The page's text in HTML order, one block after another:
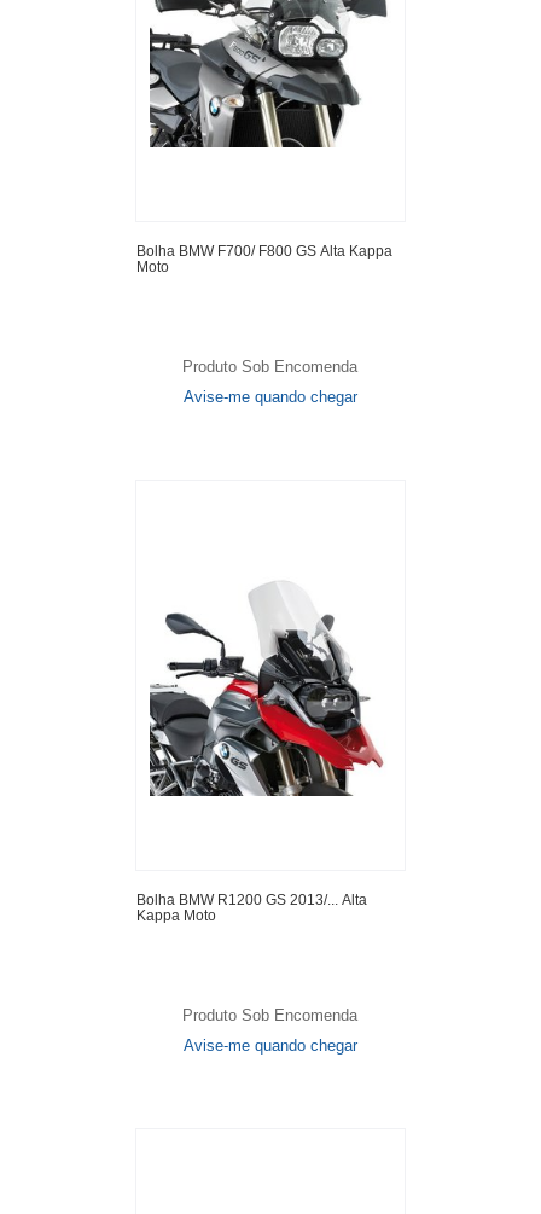
Bolha BMW F700/ F800 GS Alta Kappa
Moto
Produto Sob Encomenda
Avise-me quando chegar
Bolha BMW R1200 GS 2013/... Alta
Kappa Moto
Produto Sob Encomenda
Avise-me quando chegar